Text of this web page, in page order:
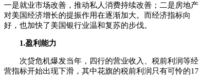
一是就业市场改善，推动私人消费持续改善；二是房地产
对美国经济增长的提振作用在逐渐加大。而经济指标向
好，也加快了美国银行业温和复苏的步伐。
1.盈利能力
次贷危机爆发当年，四行的营业收入、税前利润等经
营指标开始出现下滑，其中花旗的税前利润只有可怜的17